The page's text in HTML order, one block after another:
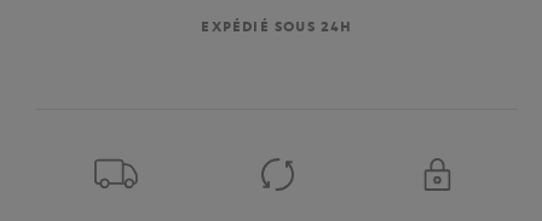
EXPÉDIÉ SOUS 24H